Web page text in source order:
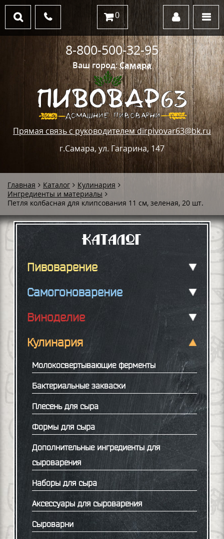
Ваш город:Самара
Прямая связь с руководителем dirpivovar63@bk.ru
г.Самара, ул. Гагарина, 147
8-800-500-32-95
0
Главная Каталог
Кулинария
Ингредиенты и материалы
Петля колбасная для клипсования 11 см, зеленая, 20 шт.
Каталог
Пивоварение
Самогоноварение
Виноделие
Кулинария
Молокосвертывающие ферменты
Бактериальные закваски
Плесень для сыра
Формы для сыра
Дополнительные ингредиенты для
сыроварения
Наборы для сыра
Аксессуары для сыроварения
Сыроварни